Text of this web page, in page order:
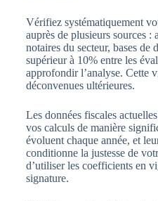
Vérifiez systématiquement
auprès de plusieurs sources
notaires du secteur, bases
supérieur à 10% entre les
approfondir l’analyse. Cette
déconvenues ultérieures.
Les données fiscales
vos calculs de manière
évoluent chaque année, et
conditionne la justesse de
d’utiliser les coefficients en
signature.